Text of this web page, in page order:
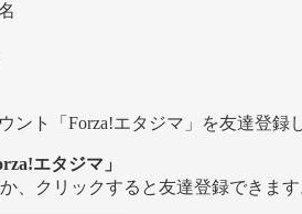
ト「Forza!エタジマ」を友達登録
エタジマ」
、クリックすると友達登録できます